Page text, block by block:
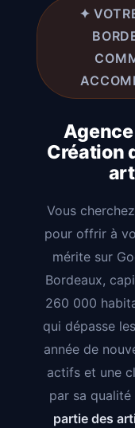
✦
Création
Vous
pour offrir à
mérite sur
Bordeaux,
260 000
qui dépasse
année de
actifs et une
par sa
partie des